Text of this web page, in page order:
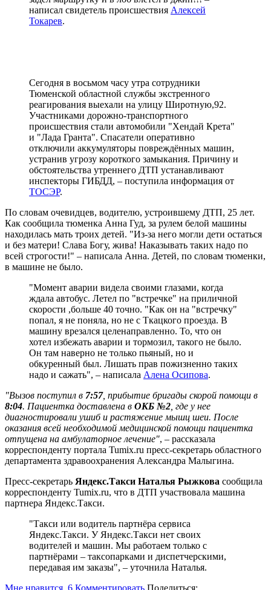
написал свидетель происшествия Алексей
Токарев.
Сегодня в восьмом часу утра сотрудники
Тюменской областной службы экстренного
реагирования выехали на улицу Широтную,92.
Участниками дорожно-транспортного
происшествия стали автомобили "Хендай Крета"
и "Лада Гранта". Спасатели оперативно
отключили аккумуляторы повреждённых машин,
устранив угрозу короткого замыкания. Причину и
обстоятельства утреннего ДТП устанавливают
инспекторы ГИБДД, – поступила информация от
ТОСЭР.
По словам очевидцев, водителю, устроившему ДТП, 25 лет.
Как сообщила тюменка Анна Гуд, за рулем белой машины
находилась мать троих детей. "Из-за него могли дети остаться
и без матери! Слава Богу, жива! Наказывать таких надо по
всей строгости!" – написала Анна. Детей, по словам тюменки,
в машине не было.
"Момент аварии видела своими глазами, когда
ждала автобус. Летел по "встречке" на приличной
скорости ,больше 40 точно. "Как он на "встречку"
попал, я не поняла, но не с Ткацкого проезда. В
машину врезался целенаправленно. То, что он
хотел избежать аварии и тормозил, такого не было.
Он там наверно не только пьяный, но и
обкуренный был. Лишать прав пожизненно таких
надо и сажать", – написала Алена Осипова.
"Вызов поступил в 7:57, прибытие бригады скорой помощи в
8:04. Пациентка доставлена в ОКБ №2 , где у нее
диагностировали ушиб и растяжение мышц шеи. После
оказания всей необходимой медицинской помощи пациентка
отпущена на амбулаторное лечение", – рассказала
корреспонденту портала Tumix.ru пресс-секретарь областного
департамента здравоохранения Александра Малыгина.
Пресс-секретарь Яндекс.Такси Наталья Рыжкова сообщила
корреспонденту Tumix.ru, что в ДТП участвовала машина
партнера Яндекс.Такси.
"Такси или водитель партнёра сервиса
Яндекс.Такси. У Яндекс.Такси нет своих
водителей и машин. Мы работаем только с
партнёрами – таксопарками и диспетчерскими,
передавая им заказы", – уточнила Наталья.
Мне нравится 6 Комментировать Поделиться: